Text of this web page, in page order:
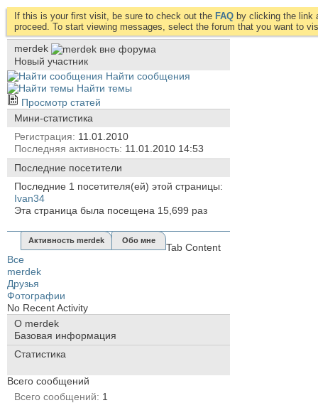
If this is your first visit, be sure to check out the FAQ by clicking the link
proceed. To start viewing messages, select the forum that you want to
merdek
Новый участник
Найти сообщения
Найти темы
Просмотр статей
Мини-статистика
Регистрация
11.01.2010
Последняя активность 11.01.2010 14:53
Последние посетители
Последние 1 посетителя(ей) этой страницы:
Ivan34
Эта страница была посещена 15,699 раз
Активность merdek Обо мне
Tab Content
Все
merdek
Друзья
Фотографии
No Recent Activity
О merdek
Базовая информация
Статистика
Всего сообщений
Всего сообщений
1